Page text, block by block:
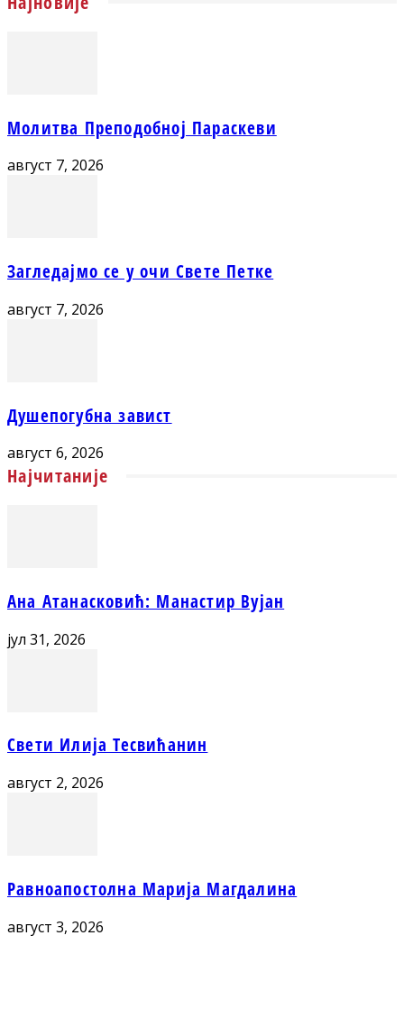
Молитва Преподобној Параскеви
август 7, 2026
Загледајмо се у очи Свете Петке
август 7, 2026
Душепогубна завист
август 6, 2026
Најчитаније
Ана Атанасковић: Манастир Вујан
јул 31, 2026
Свети Илија Тесвићанин
август 2, 2026
Равноапостолна Марија Магдалина
август 3, 2026